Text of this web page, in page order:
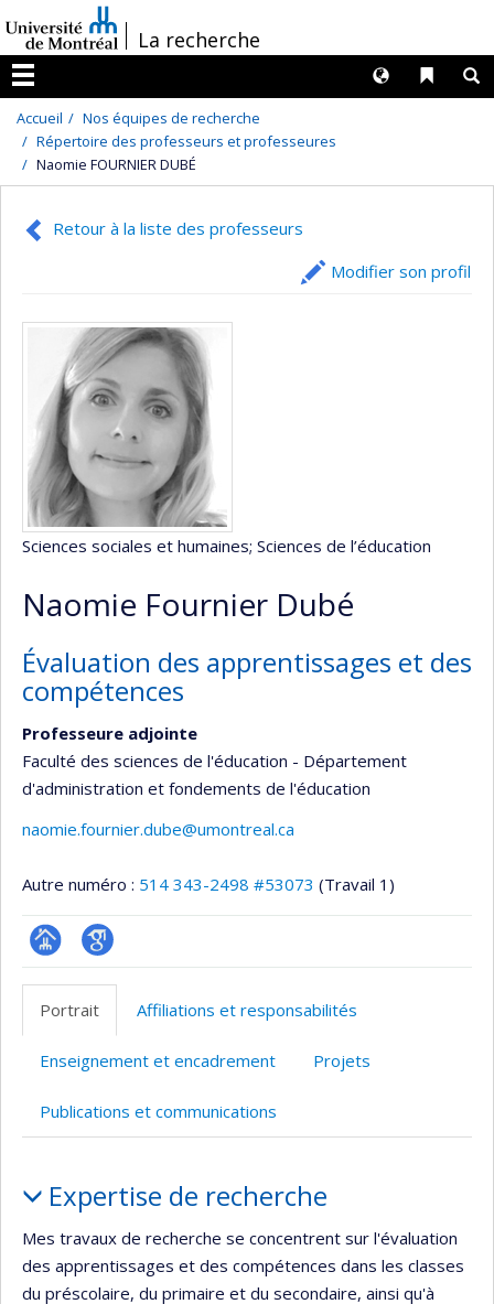
au
contenu
/La recherche
Menu
Liens
Langues
Accueil
Nos équipes de recherche
Répertoire des professeurs et professeures
Naomie FOURNIER DUBÉ
Retour à la liste des professeurs
Modifier son profil
Sciences sociales et humaines; Sciences de l’éducation
Naomie Fournier Dubé
Évaluation des apprentissages et des
compétences
Professeure adjointe
Faculté des sciences de l'éducation - Département
d'administration et fondements de l'éducation
naomie.fournier.dube@umontreal.ca
Autre numéro : 514 343-2498 #53073 (Travail 1)
Page Google
Portrait Affiliations et responsabilités
Enseignement et encadrement Projets
Publications et communications
Expertise de recherche
Mes travaux de recherche se concentrent sur l'évaluation
des apprentissages et des compétences dans les classes
du préscolaire, du primaire et du secondaire, ainsi qu'à